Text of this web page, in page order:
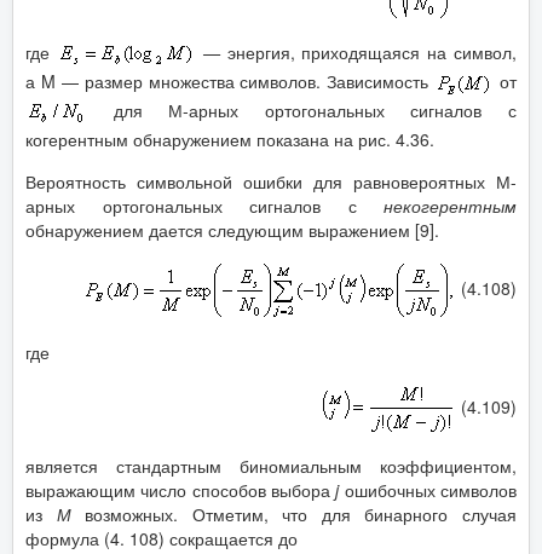
где — энергия, приходящаяся на символ,
а M — размер множества символов. Зависимость
от
для М-арных ортогональных сигналов с
когерентным обнаружением показана на рис. 4.36.
Вероятность символьной ошибки для равновероятных М-
арных ортогональных сигналов с некогерентным
обнаружением дается следующим выражением [9].
(4.108)
где
(4.109)
является стандартным биномиальным коэффициентом,
выражающим число способов выбораjошибочных символов
из М возможных. Отметим, что для бинарного случая
формула (4. 108) сокращается до